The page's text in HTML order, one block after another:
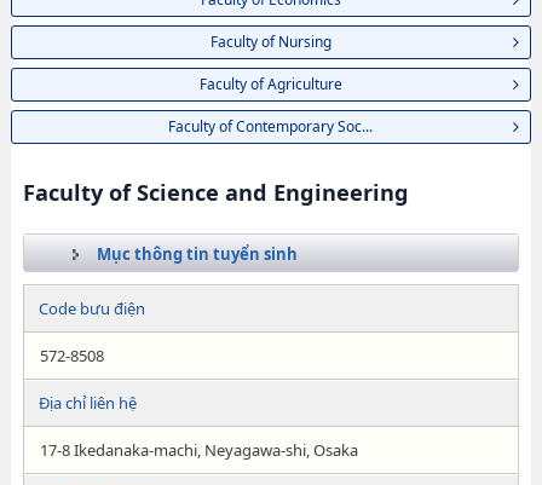
Faculty of Nursing
Faculty of Agriculture
Faculty of Contemporary Soc...
Faculty of Science and Engineering
Mục thông tin tuyển sinh
Code bưu điện
572-8508
Địa chỉ liên hệ
17-8 Ikedanaka-machi, Neyagawa-shi, Osaka